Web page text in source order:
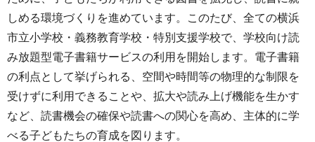
しめる環境づくりを進めています。このたび、全ての横浜
市立小学校・義務教育学校・特別支援学校で、学校向け読
み放題型電子書籍サービスの利用を開始します。電子書籍
の利点として挙げられる、空間や時間等の物理的な制限を
受けずに利用できることや、拡大や読み上げ機能を生かす
など、読書機会の確保や読書への関心を高め、主体的に学
べる子どもたちの育成を図ります。